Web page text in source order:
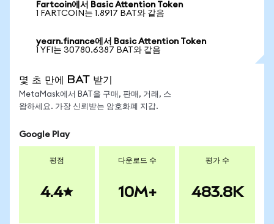
Fartcoin에서 Basic Attention Token
1 FARTCOIN는 1.8917 BAT와 같음
yearn.finance에서 Basic Attention Token
1 YFI는 30780.6387 BAT와 같음
몇 초 만에 BAT 받기
MetaMask에서 BAT을 구매, 판매, 거래, 스
왑하세요. 가장 신뢰받는 암호화폐 지갑.
Google Play
평점
4.4
다운로드 수
10M+
평가 수
483.8K